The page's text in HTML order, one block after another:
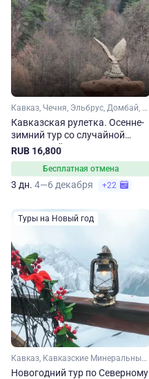
Кавказ, Чечня, Эльбрус, Домбай, Карачаево-Черкесия, Кабардино-Балкария, Ставропольский край, Кавказские Минеральные Воды
Кавказская рулетка. Осенне-
зимний тур со случайной
экскурсией
RUB 16,800
Бесплатная отмена
3 дн. 4—6 декабря +22
Туры на Новый год
Кавказ, Кавказские Минеральные Воды, Ставропольский край, Домбай, Ингушетия, Кабардино-Балкария, Карачаево-Черкесия, Чечня, Эльбрус
Новогодний тур по Северному